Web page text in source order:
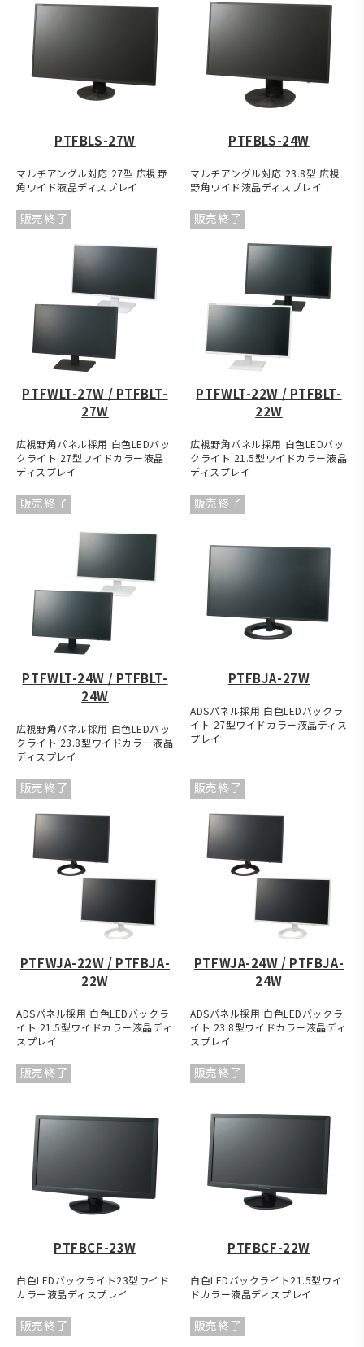
PTFBLS-27W
マルチアングル対応 27型 広視野
角ワイド液晶ディスプレイ
PTFBLS-24W
マルチアングル対応 23.8型 広視
野角ワイド液晶ディスプレイ
販売終了
PTFWLT-27W / PTFBLT-
27W
広視野角パネル採用 白色LEDバッ
クライト 27型ワイドカラー液晶
ディスプレイ
販売終了
PTFWLT-22W / PTFBLT-
22W
広視野角パネル採用 白色LEDバッ
クライト 21.5型ワイドカラー液晶
ディスプレイ
販売終了
PTFWLT-24W / PTFBLT-
24W
広視野角パネル採用 白色LEDバッ
クライト 23.8型ワイドカラー液晶
ディスプレイ
販売終了
PTFBJA-27W
ADSパネル採用 白色LEDバックラ
イト 27型ワイドカラー液晶ディス
プレイ
販売終了
PTFWJA-22W / PTFBJA-
22W
ADSパネル採用 白色LEDバックラ
イト 21.5型ワイドカラー液晶ディ
スプレイ
販売終了
PTFWJA-24W / PTFBJA-
24W
ADSパネル採用 白色LEDバックラ
イト 23.8型ワイドカラー液晶ディ
スプレイ
販売終了
PTFBCF-23W
白色LEDバックライト23型ワイド
カラー液晶ディスプレイ
販売終了
PTFBCF-22W
白色LEDバックライト21.5型ワイ
ドカラー液晶ディスプレイ
販売終了 販売終了